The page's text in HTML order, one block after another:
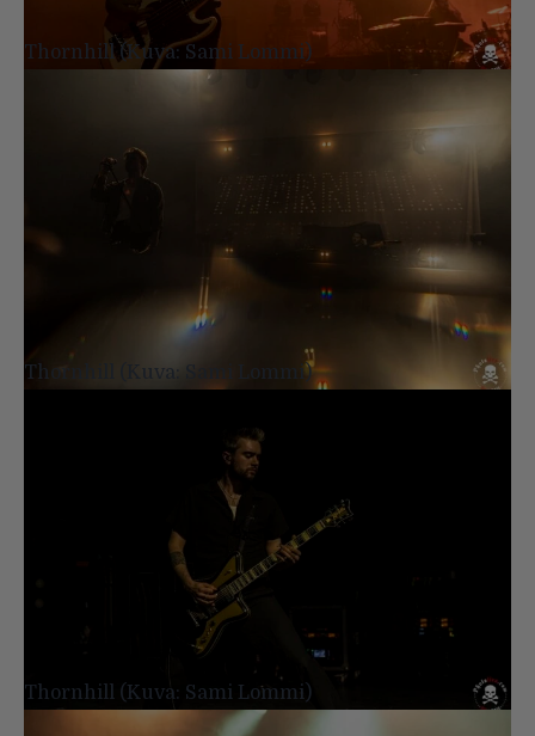
Thornhill (Kuva: Sami Lommi)
Thornhill (Kuva: Sami Lommi)
Thornhill (Kuva: Sami Lommi)